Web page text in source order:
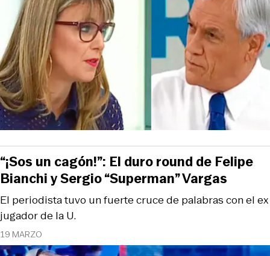
19 MARZO
El periodista tuvo un fuerte cruce de palabras con el ex
jugador de la U.
“¡Sos un cagón!”: El duro round de Felipe
Bianchi y Sergio “Superman” Vargas